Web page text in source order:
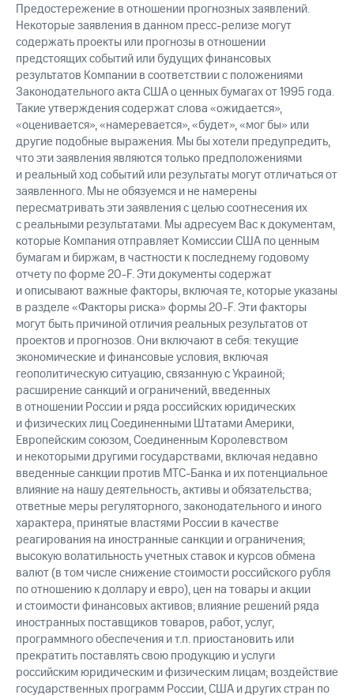
Предостережение в отношении прогнозных заявлений.
Некоторые заявления в данном пресс-релизе могут
содержать проекты или прогнозы в отношении
предстоящих событий или будущих финансовых
результатов Компании в соответствии с положениями
Законодательного акта США о ценных бумагах от 1995 года.
Такие утверждения содержат слова «ожидается»,
«оценивается», «намеревается», «будет», «мог бы» или
другие подобные выражения. Мы бы хотели предупредить,
что эти заявления являются только предположениями
и реальный ход событий или результаты могут отличаться от
заявленного. Мы не обязуемся и не намерены
пересматривать эти заявления с целью соотнесения их
с реальными результатами. Мы адресуем Вас к документам,
которые Компания отправляет Комиссии США по ценным
бумагам и биржам, в частности к последнему годовому
отчету по форме20-F.Эти документы содержат
и описывают важные факторы, включая те, которые указаны
в разделе «Факторы риска» формы20-F.Эти факторы
могут быть причиной отличия реальных результатов от
проектов и прогнозов. Они включают в себя: текущие
экономические и финансовые условия, включая
геополитическую ситуацию, связанную с Украиной;
расширение санкций и ограничений, введенных
в отношении России и ряда российских юридических
и физических лиц Соединенными Штатами Америки,
Европейским союзом, Соединенным Королевством
и некоторыми другими государствами, включая недавно
введенные санкции против МТС-Банка и их потенциальное
влияние на нашу деятельность, активы и обязательства;
ответные меры регуляторного, законодательного и иного
характера, принятые властями России в качестве
реагирования на иностранные санкции и ограничения;
высокую волатильность учетных ставок и курсов обмена
валют (в том числе снижение стоимости российского рубля
по отношению к доллару и евро), цен на товары и акции
и стоимости финансовых активов; влияние решений ряда
иностранных поставщиков товаров, работ, услуг,
программного обеспечения и т.п. приостановить или
прекратить поставлять свою продукцию и услуги
российским юридическим и физическим лицам; воздействие
государственных программ России, США и других стран по